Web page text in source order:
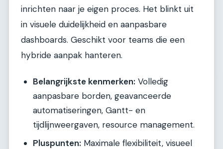
inrichten naar je eigen proces. Het blinkt uit
in visuele duidelijkheid en aanpasbare
dashboards. Geschikt voor teams die een
hybride aanpak hanteren.
Belangrijkste kenmerken: Volledig
aanpasbare borden, geavanceerde
automatiseringen, Gantt- en
tijdlijnweergaven, resource management.
Pluspunten: Maximale flexibiliteit, visueel